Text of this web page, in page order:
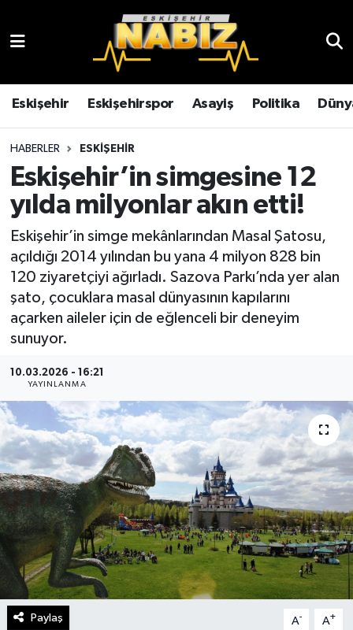
Eskişehir Eskişehirspor Asayiş Politika
HABERLER ESKIŞEHIR
Eskişehir’in simgesine 12
yılda milyonlar akın etti!
Eskişehir’in simge mekânlarından Masal Şatosu,
açıldığı 2014 yılından bu yana 4 milyon 828 bin
120 ziyaretçiyi ağırladı. Sazova Parkı’nda yer alan
şato, çocuklara masal dünyasının kapılarını
açarken aileler için de eğlenceli bir deneyim
sunuyor.
10.03.2026 - 16:21
YAYINLANMA
Paylaş A- A+
Çevre
Eğitim
Eskişehir
Eskişehirspor
Genel
Gündem
Kültür Sanat
Magazin
Politika
Sağlık
Spor
Teknoloji
Eskişehir Hava Durumu
Eskişehir Trafik Yoğunluk Haritası
TFF 3.Lig 4.Grup Puan Durumu ve Fikstür
Tüm Manşetler
Son Dakika Haberleri
Haber Arşivi